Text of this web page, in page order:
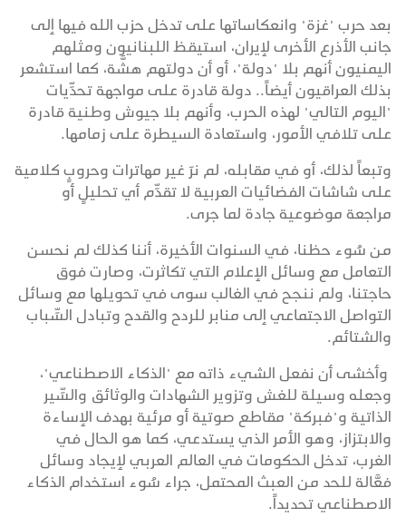
بعد حرب "غزة" وانعكاساتها على تدخل حزب الله فيها إلى
جانب الأذرع الأخرى لإيران، استيقظ اللبنانيون ومثلهم
اليمنيون أنهم بلا "دولة"، أو أن دولتهم هشَّة، كما استشعر
بذلك العراقيون أيضاً.. دولة قادرة على مواجهة تحدِّيات
"اليوم التالي" لهذه الحرب، وأنهم بلا جيوش وطنية قادرة
على تلافي الأمور، واستعادة السيطرة على زمامها.
وتبعاً لذلك، أو في مقابله، لم نرَ غير مهاترات وحروبٍ كلامية
على شاشات الفضائيات العربية لا تقدِّم أي تحليلٍ أو
مراجعة موضوعية جادة لما جرى.
من سُوء حظنا، في السنوات الأخيرة، أننا كذلك لم نحسن
التعامل مع وسائل الإعلام التي تكاثرت، وصارت فوق
حاجتنا، ولم ننجح في الغالب سوى في تحويلها مع وسائل
التواصل الاجتماعي إلى منابر للردح والقدح وتبادل السِّباب
والشتائم.
وأخشى أن نفعل الشيء ذاته مع "الذكاء الاصطناعي"،
وجعله وسيلة للغش وتزوير الشهادات والوثائق والسِّير
الذاتية و"فبركة" مقاطع صوتية أو مرئية بهدف الإساءة
والابتزاز، وهو الأمر الذي يستدعي، كما هو الحال في
الغرب، تدخل الحكومات في العالم العربي لإيجاد وسائل
فعَّالة للحد من العبث المحتمل، جراء سُوء استخدام الذكاء
الاصطناعي تحديداً.